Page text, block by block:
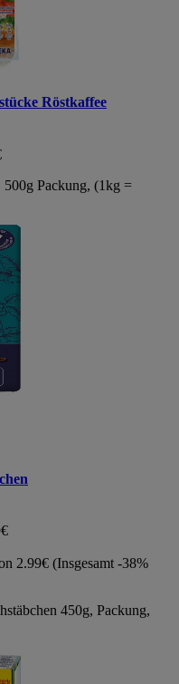
Röstkaffee
500g Packung, (1kg =
2.99€ (Insgesamt -38%
450g, Packung,